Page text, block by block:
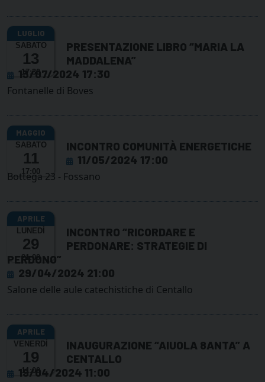
SABATO
13
17:30
PRESENTAZIONE LIBRO “MARIA LA
MADDALENA”
13/07/2024 17:30
Fontanelle di Boves
SABATO
11
17:00
INCONTRO COMUNITÀ ENERGETICHE
11/05/2024 17:00
Bottega 23 - Fossano
LUNEDÌ
29
21:00
INCONTRO “RICORDARE E
PERDONARE: STRATEGIE DI
PERDONO”
29/04/2024 21:00
Salone delle aule catechistiche di Centallo
VENERDÌ
19
11:00
INAUGURAZIONE “AIUOLA 8ANTA” A
CENTALLO
19/04/2024 11:00